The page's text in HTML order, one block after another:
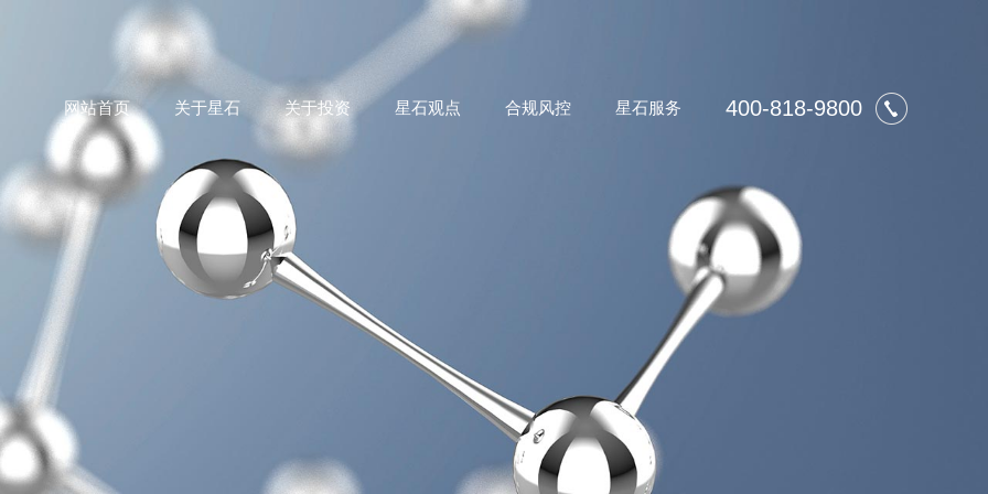
网站首页 关于星石 关于投资 星石观点 合规风控 星石服务 400-818-9800